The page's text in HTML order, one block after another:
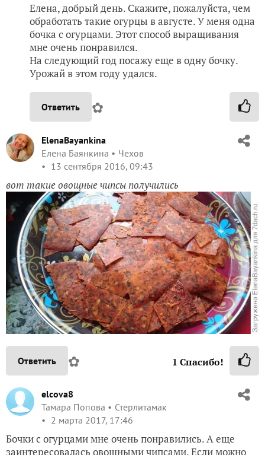
Елена, добрый день. Скажите, пожалуйста, чем
обработать такие огурцы в августе. У меня одна
бочка с огурцами. Этот способ выращивания
мне очень понравился.
На следующий год посажу еще в одну бочку.
Урожай в этом году удался.
Ответить ✿
ElenaBayankina
Елена Баянкина
Чехов
13 сентября 2016, 09:43
вот такие овощные чипсы получились
Ответить ✿ 1 Спасибо!
elcova8
Тамара Попова
Стерлитамак
2 марта 2017, 17:46
Бочки с огурцами мне очень понравились. А еще
заинтересовалась овощными чипсами. Если можно